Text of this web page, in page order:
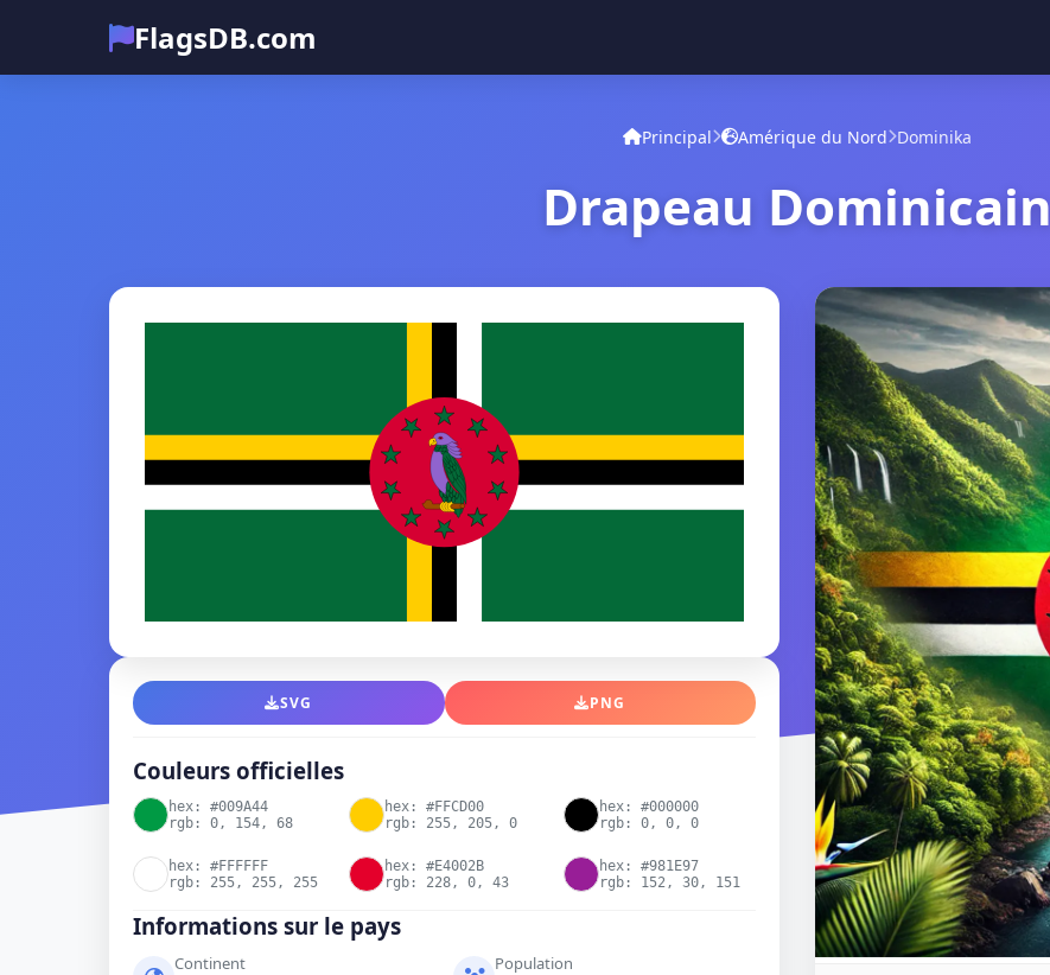
FlagsDB.com
Principal Amérique du Nord Dominika
Drapeau Dominicain
SVG PNG
Couleurs officielles
hex: #009A44
rgb: 0, 154, 68
hex: #FFCD00
rgb: 255, 205, 0
hex: #000000
rgb: 0, 0, 0
hex: #FFFFFF
rgb: 255, 255, 255
hex: #E4002B
rgb: 228, 0, 43
hex: #981E97
rgb: 152, 30, 151
Informations sur le pays
Continent Population